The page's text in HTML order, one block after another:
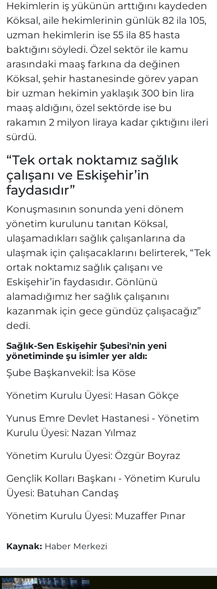
Hekimlerin iş yükünün arttığını kaydeden
Köksal, aile hekimlerinin günlük 82 ila 105,
uzman hekimlerin ise 55 ila 85 hasta
baktığını söyledi. Özel sektör ile kamu
arasındaki maaş farkına da değinen
Köksal, şehir hastanesinde görev yapan
bir uzman hekimin yaklaşık 300 bin lira
maaş aldığını, özel sektörde ise bu
rakamın 2 milyon liraya kadar çıktığını ileri
sürdü.
“Tek ortak noktamız sağlık
çalışanı ve Eskişehir’in
faydasıdır”
Konuşmasının sonunda yeni dönem
yönetim kurulunu tanıtan Köksal,
ulaşamadıkları sağlık çalışanlarına da
ulaşmak için çalışacaklarını belirterek, “Tek
ortak noktamız sağlık çalışanı ve
Eskişehir’in faydasıdır. Gönlünü
alamadığımız her sağlık çalışanını
kazanmak için gece gündüz çalışacağız”
dedi.
Sağlık-Sen Eskişehir Şubesi'nin yeni
yönetiminde şu isimler yer aldı:
Şube Başkanvekil: İsa Köse
Yönetim Kurulu Üyesi: Hasan Gökçe
Yunus Emre Devlet Hastanesi - Yönetim
Kurulu Üyesi: Nazan Yılmaz
Yönetim Kurulu Üyesi: Özgür Boyraz
Gençlik Kolları Başkanı - Yönetim Kurulu
Üyesi: Batuhan Candaş
Yönetim Kurulu Üyesi: Muzaffer Pınar
Kaynak: Haber Merkezi